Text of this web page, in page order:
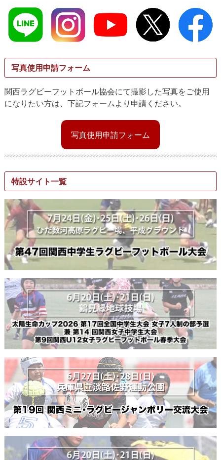
写真使用申請フォーム
関西ラグビーフットボール協会にて撮影した写真をご使用
になりたい方は、下記フォームより申請ください。
写真使用申請フォーム
特設サイト一覧